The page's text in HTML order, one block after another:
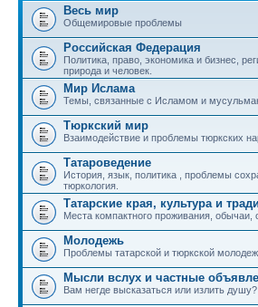
Весь мир
Общемировые проблемы
Российская Федерация
Политика, право, экономика и бизнес,
природа и человек.
Мир Ислама
Темы, связанные с Исламом и
Тюркский мир
Взаимодействие и проблемы тюркских
Татароведение
История, язык, политика , проблемы
тюркология.
Татарские края, культура и
Места компактного проживания, обычаи,
Молодежь
Проблемы татарской и тюркской
Мысли вслух и частные
Вам негде высказаться или излить